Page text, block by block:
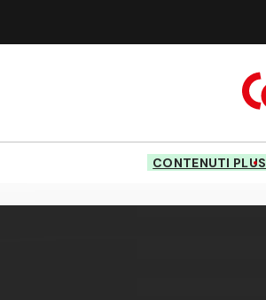
CONTENUTI PLUS